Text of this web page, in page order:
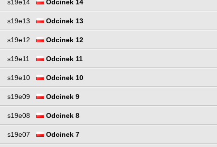
s19e14 Odcinek 14
s19e13 Odcinek 13
s19e12 Odcinek 12
s19e11 Odcinek 11
s19e10 Odcinek 10
s19e09 Odcinek 9
s19e08 Odcinek 8
s19e07 Odcinek 7